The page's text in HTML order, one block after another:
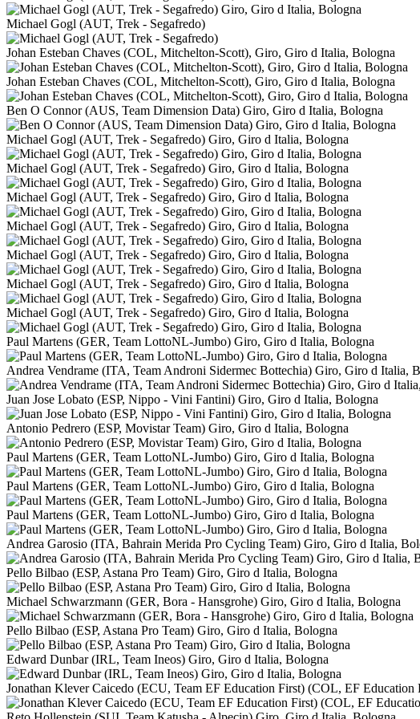
Michael Gogl (AUT, Trek - Segafredo)
Johan Esteban Chaves (COL, Mitchelton-Scott), Giro, Giro d Italia, Bologna
Johan Esteban Chaves (COL, Mitchelton-Scott), Giro, Giro d Italia, Bologna
Ben O Connor (AUS, Team Dimension Data) Giro, Giro d Italia, Bologna
Michael Gogl (AUT, Trek - Segafredo) Giro, Giro d Italia, Bologna
Michael Gogl (AUT, Trek - Segafredo) Giro, Giro d Italia, Bologna
Michael Gogl (AUT, Trek - Segafredo) Giro, Giro d Italia, Bologna
Michael Gogl (AUT, Trek - Segafredo) Giro, Giro d Italia, Bologna
Michael Gogl (AUT, Trek - Segafredo) Giro, Giro d Italia, Bologna
Michael Gogl (AUT, Trek - Segafredo) Giro, Giro d Italia, Bologna
Michael Gogl (AUT, Trek - Segafredo) Giro, Giro d Italia, Bologna
Paul Martens (GER, Team LottoNL-Jumbo) Giro, Giro d Italia, Bologna
Andrea Vendrame (ITA, Team Androni Sidermec Bottechia) Giro, Giro d Italia,
Juan Jose Lobato (ESP, Nippo - Vini Fantini) Giro, Giro d Italia, Bologna
Antonio Pedrero (ESP, Movistar Team) Giro, Giro d Italia, Bologna
Paul Martens (GER, Team LottoNL-Jumbo) Giro, Giro d Italia, Bologna
Paul Martens (GER, Team LottoNL-Jumbo) Giro, Giro d Italia, Bologna
Paul Martens (GER, Team LottoNL-Jumbo) Giro, Giro d Italia, Bologna
Andrea Garosio (ITA, Bahrain Merida Pro Cycling Team) Giro, Giro d Italia,
Pello Bilbao (ESP, Astana Pro Team) Giro, Giro d Italia, Bologna
Michael Schwarzmann (GER, Bora - Hansgrohe) Giro, Giro d Italia, Bologna
Pello Bilbao (ESP, Astana Pro Team) Giro, Giro d Italia, Bologna
Edward Dunbar (IRL, Team Ineos) Giro, Giro d Italia, Bologna
Jonathan Klever Caicedo (ECU, Team EF Education First) (COL, EF